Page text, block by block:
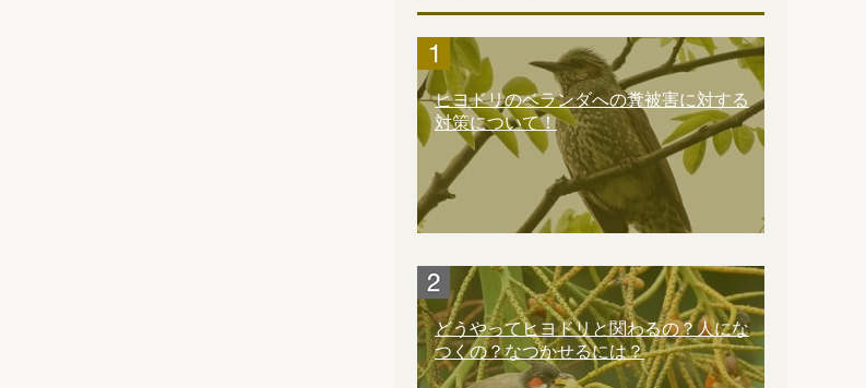
ヒヨドリのベランダへの糞被害に対する
対策について！
どうやってヒヨドリと関わるの？人にな
つくの？なつかせるには？